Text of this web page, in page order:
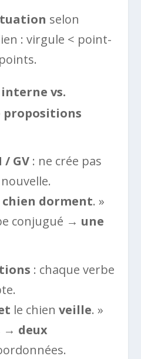
selon
: virgule < point-
vs.
GV : ne crée pas
dorment. »
conjugué → une
: chaque verbe
le chienveille. »
→ deux